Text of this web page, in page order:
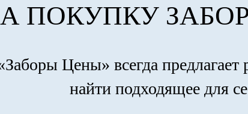
ПОКУПКУ
Цены» всегда
найти подходящее для